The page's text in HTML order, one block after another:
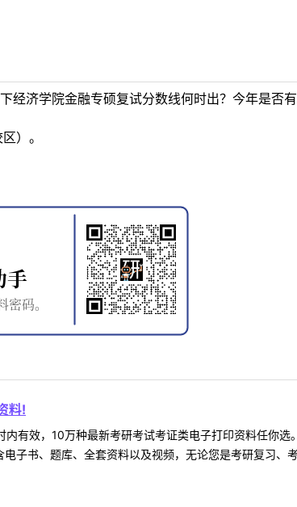
经济学院金融专硕复试分数线何时出？今年是否
）。
料!
内有效，10万种最新考研考试考证类电子打印资料任你
电子书、题库、全套资料以及视频，无论您是考研复习